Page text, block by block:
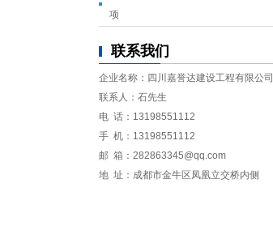
项
联系我们
企业名称：四川嘉誉达建设工程有限公司
联系人：石先生
电 话：13198551112
手 机：13198551112
邮 箱：282863345@qq.com
地 址：成都市金牛区凤凰立交桥内侧